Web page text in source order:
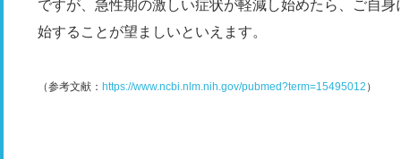
ですが、急性期の激しい症状が軽減し始めたら、ご自
始することが望ましいといえます。
（参考文献： https://www.ncbi.nlm.nih.gov/pubmed?term=15495012 ）